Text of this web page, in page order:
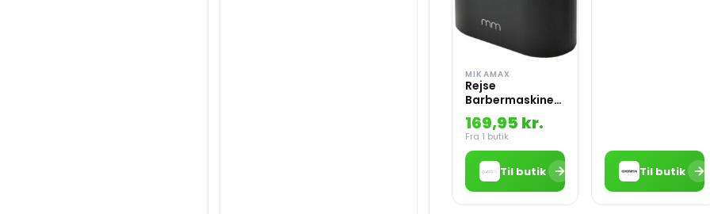
MIKAMAX
Rejse
Barbermaskine
Mikamax
169,95 kr.
Fra 1 butik
Til butik → Til butik →